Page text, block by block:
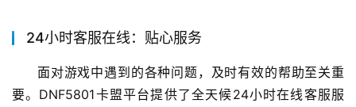
24小时客服在线：贴心服务
面对游戏中遇到的各种问题，及时有效的帮助至关重
要。DNF5801卡盟平台提供了全天候24小时在线客服服